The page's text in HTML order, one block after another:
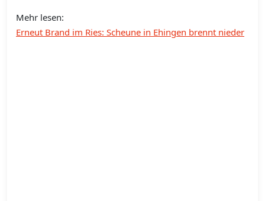
Mehr lesen:
Erneut Brand im Ries: Scheune in Ehingen brennt nieder